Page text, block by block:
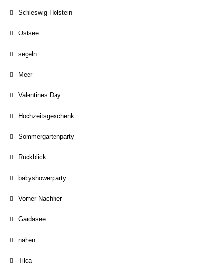
Schleswig-Holstein
Ostsee
segeln
Meer
Valentines Day
Hochzeitsgeschenk
Sommergartenparty
Rückblick
babyshowerparty
Vorher-Nachher
Gardasee
nähen
Tilda